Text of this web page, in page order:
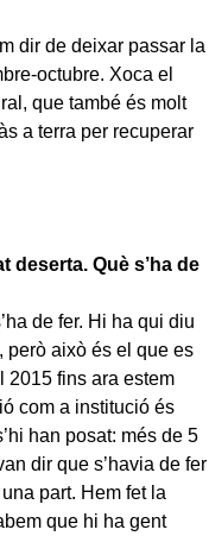
dir de deixar passar la
octubre. Xoca el
que també és molt
a terra per recuperar
deserta. Què s’ha de
de fer. Hi ha qui diu
però això és el que es
2015 fins ara estem
com a institució és
han posat: més de 5
dir que s’havia de fer
part. Hem fet la
que hi ha gent